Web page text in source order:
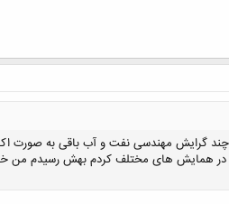
گرایش مهندسی نفت و آب باقی به صورت
در همایش های مختلف کردم بهش رسیدم من